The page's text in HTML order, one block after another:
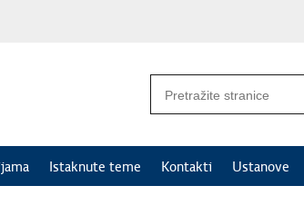
Istaknute teme Kontakti Ustanove